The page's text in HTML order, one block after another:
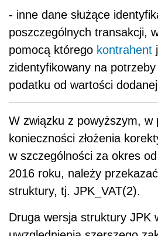
- inne dane służące
poszczególnych transakcji,
pomocą którego kontrahent
zidentyfikowany na
podatku od wartości
W związku z powyższym, w
konieczności złożenia
w szczególności za okres
2016 roku, należy
struktury, tj. JPK_VAT(2).
Druga wersja struktury JPK